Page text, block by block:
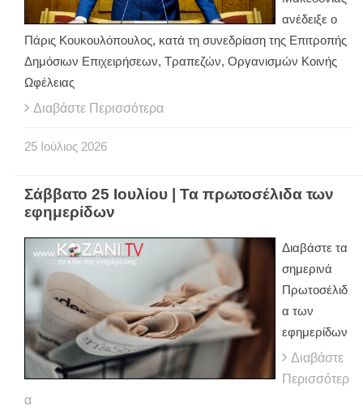
ανέδειξε ο
Πάρις Κουκουλόπουλος, κατά τη συνεδρίαση της Επιτροπής
Δημόσιων Επιχειρήσεων, Τραπεζών, Οργανισμών Κοινής
Ωφέλειας
Διαβάστε Περισσότερα
25 Ιούλιος 2026
Σάββατο 25 Ιουλίου | Τα πρωτοσέλιδα των
εφημερίδων
Διαβάστε τα
σημερινά
Πρωτοσέλιδ
α των
εφημερίδων
Διαβάστε
Περισσότερ
α